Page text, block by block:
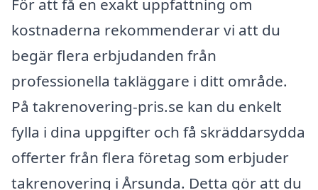
För att få en exakt uppfattning om
kostnaderna rekommenderar vi att du
begär flera erbjudanden från
professionella takläggare i ditt område.
På takrenovering-pris.se kan du enkelt
fylla i dina uppgifter och få skräddarsydda
offerter från flera företag som erbjuder
takrenovering i Årsunda. Detta gör att du